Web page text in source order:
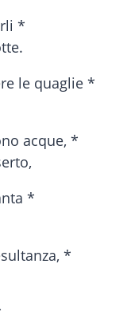
*
le quaglie *
acque, *
*
*